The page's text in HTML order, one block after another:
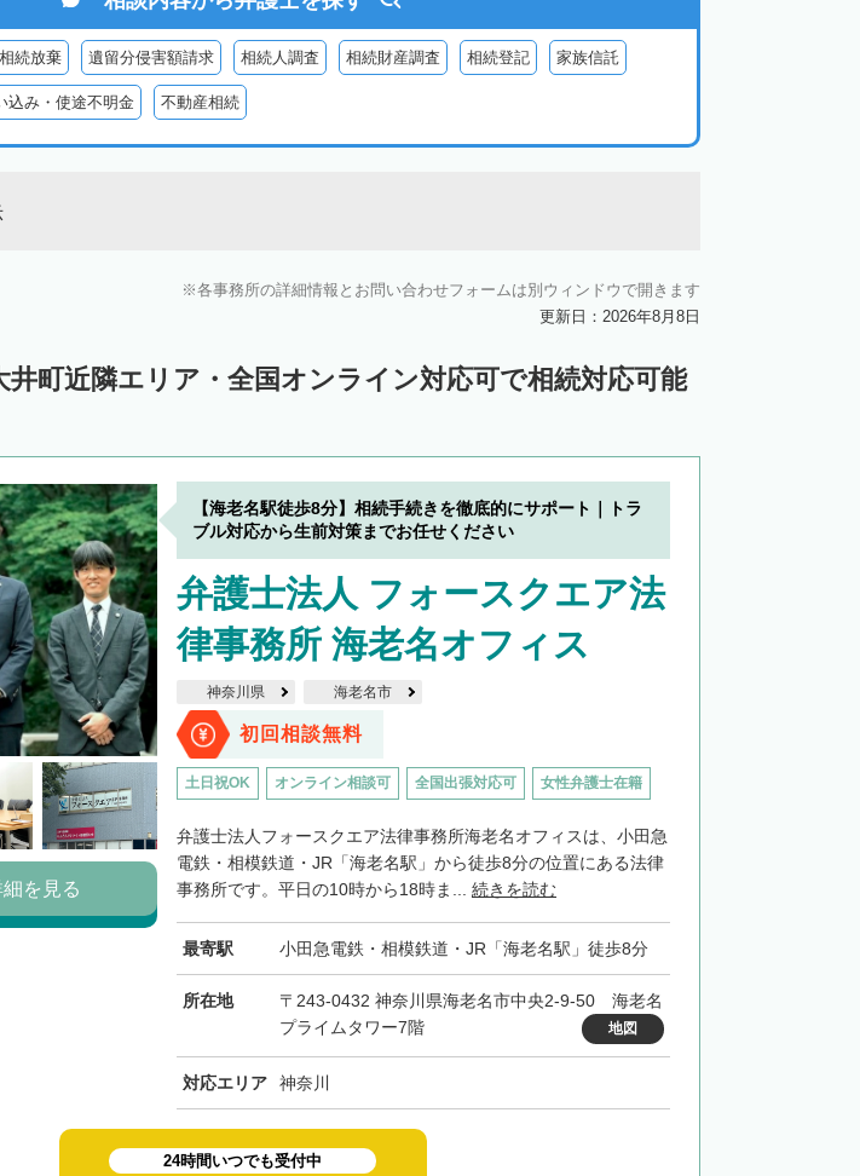
相続放棄 遺留分侵害額請求 相続人調査 相続財産調査 相続登記 家族信託
込み・使途不明金 不動産相続
各事務所の詳細情報とお問い合わせフォームは別ウィンドウで開きます
更新日：2026年8月8日
井町近隣エリア・全国オンライン対応可で相続対応可能
【海老名駅徒歩8分】相続手続きを徹底的にサポート｜トラ
ブル対応から生前対策までお任せください
弁護士法人 フォースクエア法
律事務所 海老名オフィス
神奈川県 海老名市
初回相談無料
土日祝OK オンライン相談可 全国出張対応可 女性弁護士在籍
弁護士法人フォースクエア法律事務所海老名オフィスは、小田急
電鉄・相模鉄道・JR「海老名駅」から徒歩8分の位置にある法律
事務所です。平日の10時から18時ま... 続きを読む
最寄駅 小田急電鉄・相模鉄道・JR「海老名駅」徒歩8分
所在地
〒243-0432 神奈川県海老名市中央2-9-50 海老名
プライムタワー7階
地図
対応エリア 神奈川
を見る
24時間いつでも受付中